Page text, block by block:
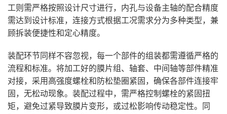
工则需严格按照设计尺寸进行，内孔与设备主轴的配合精度
需达到设计标准，连接方式根据工况需求分为多种类型，兼
顾拆装便捷性和定心精度。
装配环节同样不容忽视，每一个部件的组装都需遵循严格的
流程和标准。将加工好的膜片组、轴套、中间轴等部件精准
对接，采用高强度螺栓和防松垫圈紧固，确保各部件连接牢
固，无松动现象。装配过程中，需严格控制螺栓的紧固扭
矩，避免过紧导致膜片变形，或过松影响传动稳定性。同